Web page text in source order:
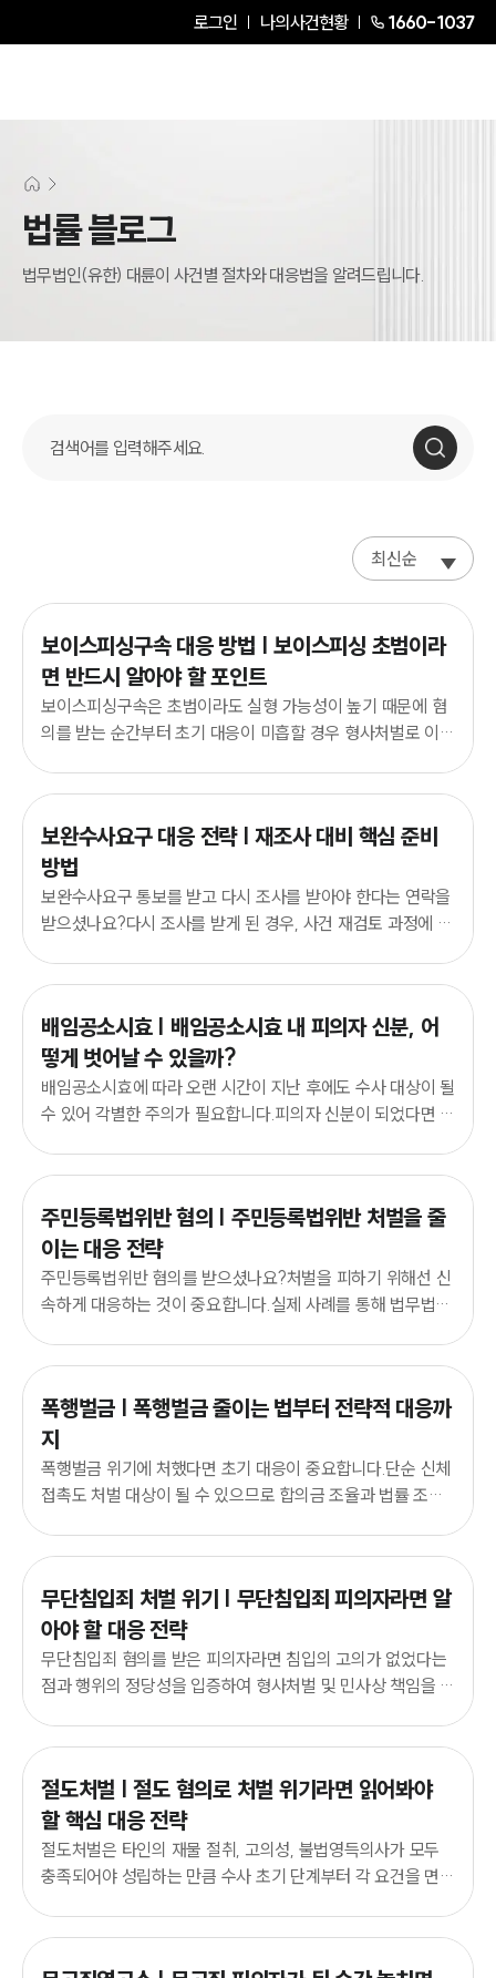
로그인 나의사건현황 1660-1037
그룹소개
그룹소개
대륜의 강점
오시는 길
글로벌 파트너 로펌
고객의 소리
통합검색
AI대륜
업무사례
사례분석/최신동향
법률정보
고객후기
업무분야
기업회생파산그룹 업무
전체
구성원 소개
법인회생파산전문변호사
소식/자료
언론보도
공지사항
법률 블로그
법률서식
뉴스레터/브로슈어
세미나
대륜법률상담예약
법률 블로그
법무법인(유한) 대륜이 사건별 절차와 대응법을 알려드립니다.
최신순
보이스피싱구속 대응 방법 | 보이스피싱 초범이라
면 반드시 알아야 할 포인트
보이스피싱구속은 초범이라도 실형 가능성이 높기 때문에 혐
의를 받는 순간부터 초기 대응이 미흡할 경우 형사처벌로 이어
보완수사요구 대응 전략 | 재조사 대비 핵심 준비
방법
보완수사요구 통보를 받고 다시 조사를 받아야 한다는 연락을
받으셨나요?다시 조사를 받게 된 경우, 사건 재검토 과정에 대
배임공소시효 | 배임공소시효 내 피의자 신분, 어
떻게 벗어날 수 있을까?
배임공소시효에 따라 오랜 시간이 지난 후에도 수사 대상이 될
수 있어 각별한 주의가 필요합니다.피의자 신분이 되었다면 지
주민등록법위반 혐의 | 주민등록법위반 처벌을 줄
이는 대응 전략
주민등록법위반 혐의를 받으셨나요?처벌을 피하기 위해선 신
속하게 대응하는 것이 중요합니다.실제 사례를 통해 법무법인
폭행벌금 | 폭행벌금 줄이는 법부터 전략적 대응까
지
폭행벌금 위기에 처했다면 초기 대응이 중요합니다.단순 신체
접촉도 처벌 대상이 될 수 있으므로 합의금 조율과 법률 조력
무단침입죄 처벌 위기 | 무단침입죄 피의자라면 알
아야 할 대응 전략
무단침입죄 혐의를 받은 피의자라면 침입의 고의가 없었다는
점과 행위의 정당성을 입증하여 형사처벌 및 민사상 책임을 줄
절도처벌 | 절도 혐의로 처벌 위기라면 읽어봐야
할 핵심 대응 전략
절도처벌은 타인의 재물 절취, 고의성, 불법영득의사가 모두
충족되어야 성립하는 만큼 수사 초기 단계부터 각 요건을 면밀